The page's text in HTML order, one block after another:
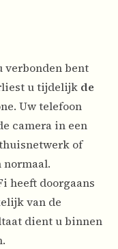
verbonden bent
u tijdelijk de
Uw telefoon
camera in een
of
heeft doorgaans
van de
dient u binnen